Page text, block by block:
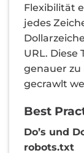
Flexibilität
jedes
URL. Diese
genauer zu
gecrawlt
Best
Do’s und
robots.txt